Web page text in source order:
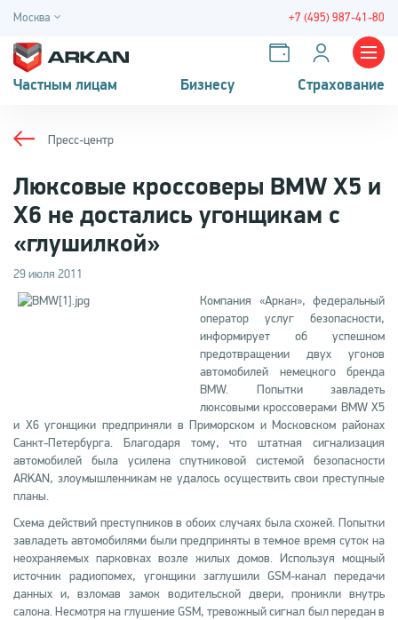
Москва +7 (495) 987-41-80
Частным лицам Бизнесу Страхование
Пресс-центр
Люксовые кроссоверы BMW X5 и
X6 не достались угонщикам c
«глушилкой»
29 июля 2011
Компания «Аркан», федеральный
оператор услуг безопасности,
информирует об успешном
предотвращении двух угонов
автомобилей немецкого бренда
BMW. Попытки завладеть
люксовыми кроссоверами BMW X5
и X6 угонщики предприняли в Приморском и Московском районах
Санкт-Петербурга. Благодаря тому, что штатная сигнализация
автомобилей была усилена спутниковой системой безопасности
ARKAN, злоумышленникам не удалось осуществить свои преступные
планы.
Схема действий преступников в обоих случаях была схожей. Попытки
завладеть автомобилями были предприняты в темное время суток на
неохраняемых парковках возле жилых домов. Используя мощный
источник радиопомех, угонщики заглушили GSM-канал передачи
данных и, взломав замок водительской двери, проникли внутрь
салона. Несмотря на глушение GSM, тревожный сигнал был передан в